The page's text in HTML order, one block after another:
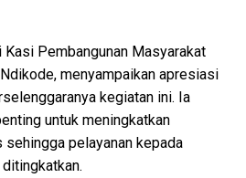
Kasi Pembangunan Masyarakat
menyampaikan apresiasi
kegiatan ini. Ia
untuk meningkatkan
pelayanan kepada